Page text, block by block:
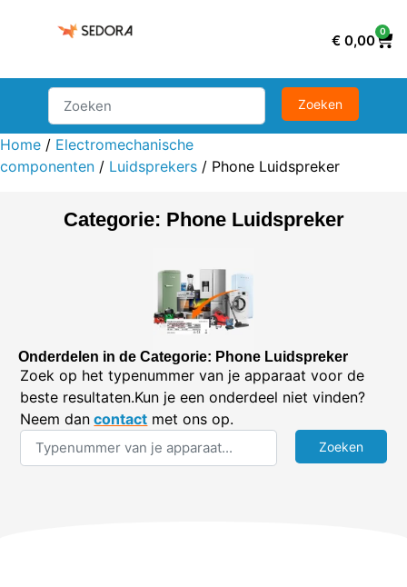
€ 0,00
0
Home / Electromechanische
componenten / Luidsprekers / Phone Luidspreker
Categorie: Phone Luidspreker
Onderdelen in de Categorie: Phone Luidspreker
Zoek op het typenummer van je apparaat voor de
beste resultaten.Kun je een onderdeel niet vinden?
Neem dan contact met ons op.